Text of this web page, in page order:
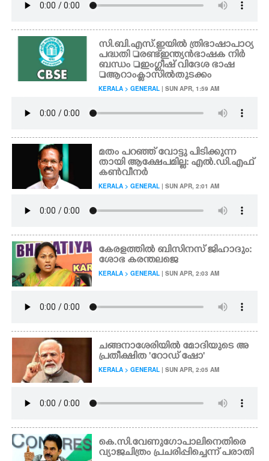
സി.ബി.എസ്.ഇയിൽ ത്രിഭാഷാ പാഠ്യ
പദ്ധതി രണ്ട് ഇന്ത്യൻ ഭാഷക നിർ
ബന്ധം ഇംഗ്ലീഷ് വിദേശ ഭാഷ
ആറാം ക്ളാസിൽ തുടക്കം
KERALA > GENERAL | SUN APR, 1:59 AM
മതം പറഞ്ഞ് വോട്ടു പിടിക്കുന്ന
തായി ആക്ഷേപമില്ല: എൽ.ഡി.എഫ്
കൺവീനർ
KERALA > GENERAL | SUN APR, 2:01 AM
കേരളത്തി​ൽ ബി​സി​നസ് ജി​ഹാദും:
ശോഭ കരന്തലജെ
KERALA > GENERAL | SUN APR, 2:03 AM
ചങ്ങനാശേരിയിൽ മോദിയുടെ അ
പ്രതീക്ഷിത 'റോഡ് ഷോ'
KERALA > GENERAL | SUN APR, 2:05 AM
കെ.സി.വേണുഗോപാലിനെതിരെ
വ്യാജചിത്രം പ്രചരിപ്പിച്ചെന്ന് പരാതി